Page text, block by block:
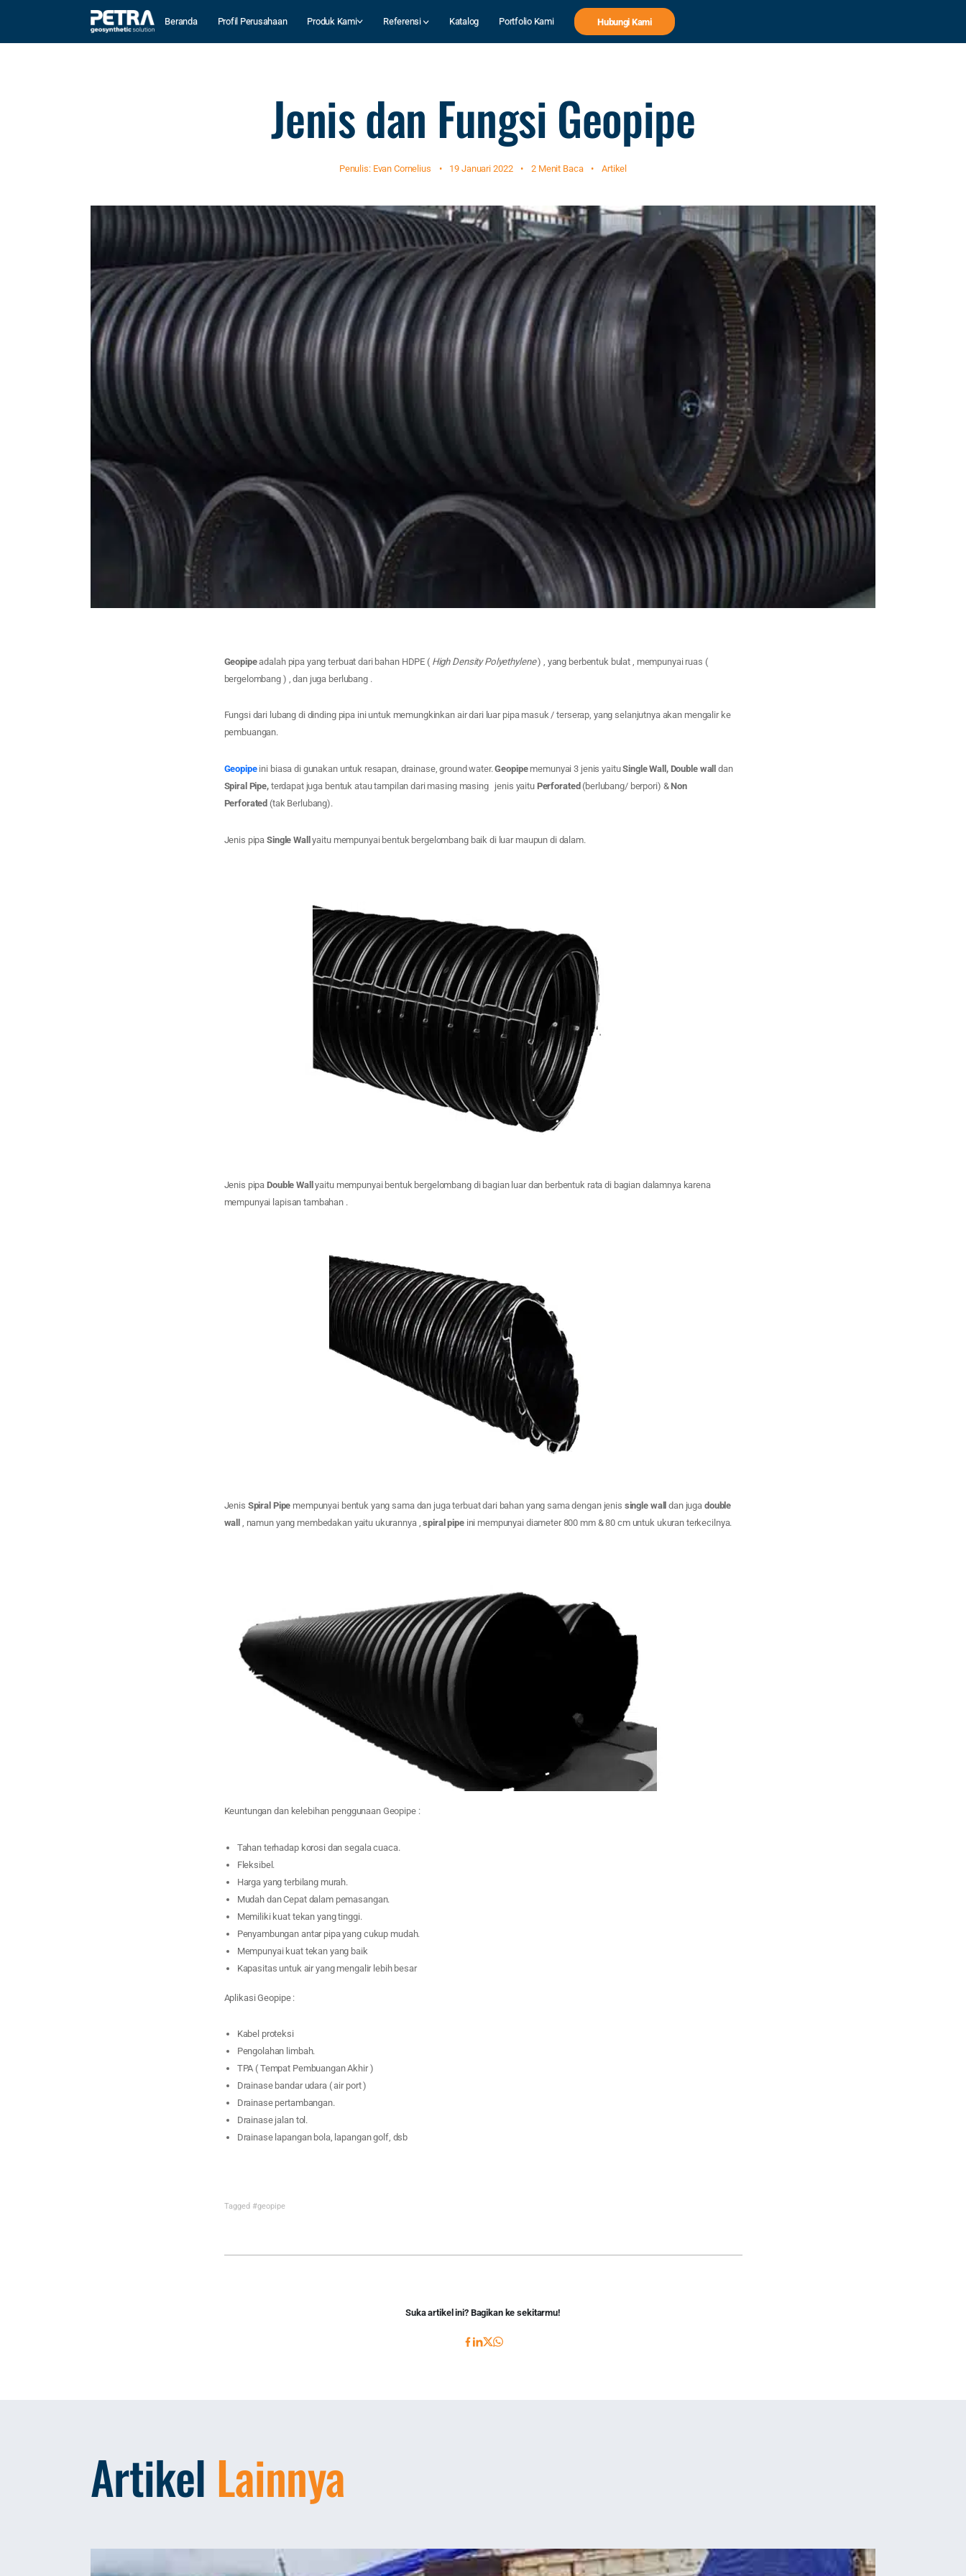
Beranda Profil Perusahaan Produk Kami Referensi Katalog Portfolio Kami Hubungi Kami
Jenis dan Fungsi Geopipe
Penulis: Evan Cornelius • 19 Januari 2022 • 2 Menit Baca • Artikel
Geopipeadalah pipa yang terbuat dari bahan HDPE ( High Density Polyethylene) , yang berbentuk bulat , mempunyai ruas (
bergelombang ) , dan juga berlubang .
Fungsi dari lubang di dinding pipa ini untuk memungkinkan air dari luar pipa masuk / terserap, yang selanjutnya akan mengalir ke
pembuangan.
Geopipeini biasa di gunakan untuk resapan, drainase, ground water.Geopipememunyai 3 jenis yaituSingle Wall, Double walldan
Spiral Pipe, terdapat juga bentuk atau tampilan dari masing masing jenis yaitu Perforated (berlubang/ berpori) &Non
Perforated (tak Berlubang).
Jenis pipaSingle Wallyaitu mempunyai bentuk bergelombang baik di luar maupun di dalam.
Jenis pipaDouble Wall yaitu mempunyai bentuk bergelombang di bagian luar dan berbentuk rata di bagian dalamnya karena
mempunyai lapisan tambahan .
Jenis Spiral Pipe mempunyai bentuk yang sama dan juga terbuat dari bahan yang sama dengan jenis single wall dan juga double
wall
, namun yang membedakan yaitu ukurannya ,spiral pipe ini mempunyai diameter 800 mm & 80 cm untuk ukuran terkecilnya.
Keuntungan dan kelebihan penggunaan Geopipe :
Tahan terhadap korosi dan segala cuaca.
Fleksibel.
Harga yang terbilang murah.
Mudah dan Cepat dalam pemasangan.
Memiliki kuat tekan yang tinggi.
Penyambungan antar pipa yang cukup mudah.
Mempunyai kuat tekan yang baik
Kapasitas untuk air yang mengalir lebih besar
Aplikasi Geopipe :
Kabel proteksi
Pengolahan limbah.
TPA ( Tempat Pembuangan Akhir )
Drainase bandar udara ( air port )
Drainase pertambangan.
Drainase jalan tol.
Drainase lapangan bola, lapangan golf, dsb
Tagged #geopipe
Suka artikel ini? Bagikan ke sekitarmu!
Artikel Lainnya